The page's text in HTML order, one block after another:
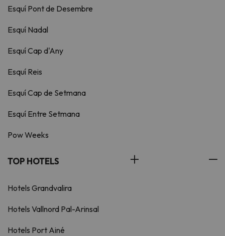
Esquí Pont de Desembre
Esquí Nadal
Esquí Cap d'Any
Esquí Reis
Esquí Cap de Setmana
Esquí Entre Setmana
Pow Weeks
TOP HOTELS
Hotels Grandvalira
Hotels Vallnord Pal-Arinsal
Hotels Port Ainé